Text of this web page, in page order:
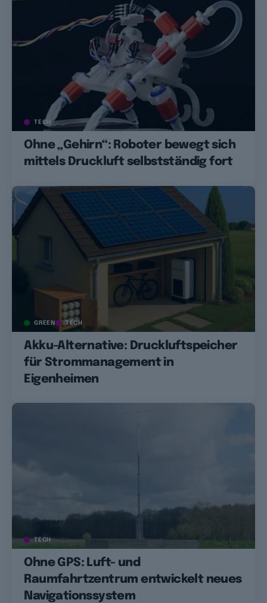
TECH
Ohne „Gehirn“: Roboter bewegt sich
mittels Druckluft selbstständig fort
GREEN TECH
Akku-Alternative: Druckluftspeicher
für Strommanagement in
Eigenheimen
TECH
Ohne GPS: Luft- und
Raumfahrtzentrum entwickelt neues
Navigationssystem